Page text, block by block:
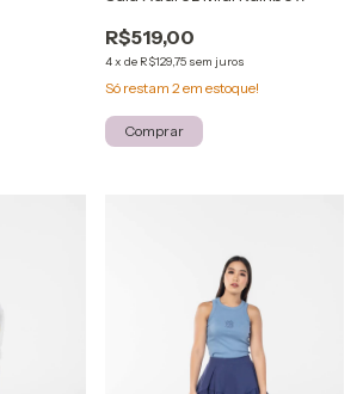
R$519,00
4x de R$129,75 sem juros
Só restam 2em estoque!
Comprar